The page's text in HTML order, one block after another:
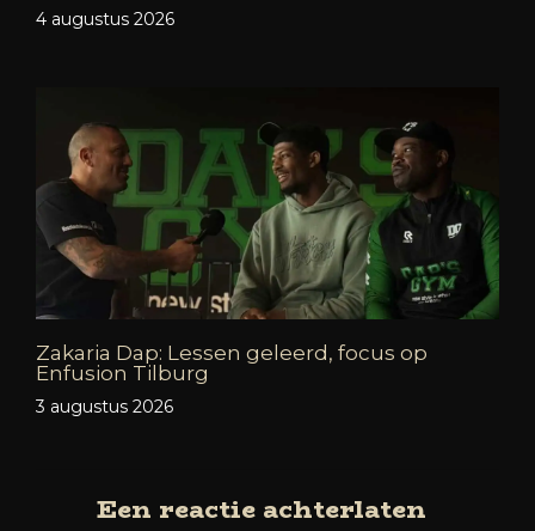
4 augustus 2026
Zakaria Dap: Lessen geleerd, focus op
Enfusion Tilburg
3 augustus 2026
Een reactie achterlaten